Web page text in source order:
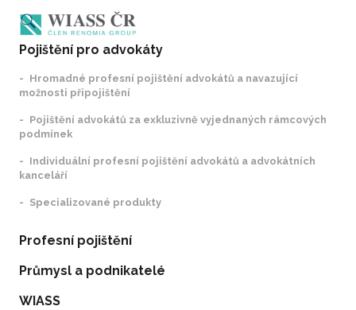
Pojištění pro advokáty
Hromadné profesní pojištění advokátů a navazující
možnosti připojištění
Pojištění advokátů za exkluzivně vyjednaných rámcových
podmínek
Individuální profesní pojištění advokátů a advokátních
kanceláří
Specializované produkty
Profesní pojištění
Průmysl a podnikatelé
WIASS